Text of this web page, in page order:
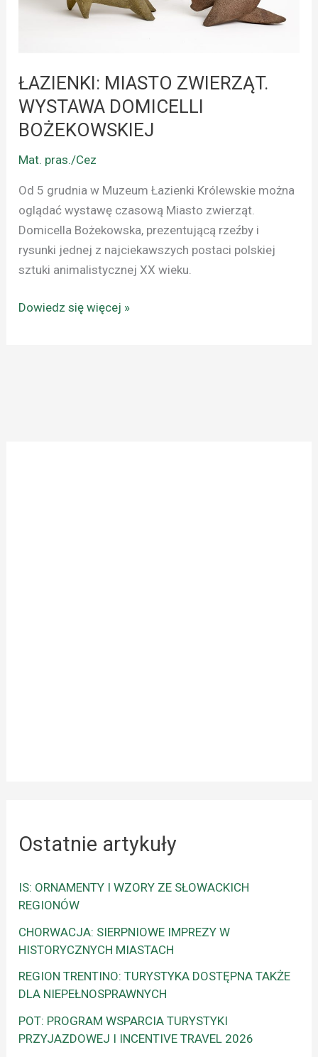
ŁAZIENKI: MIASTO ZWIERZĄT.
WYSTAWA DOMICELLI
BOŻEKOWSKIEJ
Mat. pras./Cez
Od 5 grudnia w Muzeum Łazienki Królewskie można
oglądać wystawę czasową Miasto zwierząt.
Domicella Bożekowska, prezentującą rzeźby i
rysunki jednej z najciekawszych postaci polskiej
sztuki animalistycznej XX wieku.
DOMICELLI
BOŻEKOWSKIEJ
Dowiedz się więcej »
Ostatnie artykuły
IS: ORNAMENTY I WZORY ZE SŁOWACKICH
REGIONÓW
CHORWACJA: SIERPNIOWE IMPREZY W
HISTORYCZNYCH MIASTACH
REGION TRENTINO: TURYSTYKA DOSTĘPNA TAKŻE
DLA NIEPEŁNOSPRAWNYCH
POT: PROGRAM WSPARCIA TURYSTYKI
PRZYJAZDOWEJ I INCENTIVE TRAVEL 2026